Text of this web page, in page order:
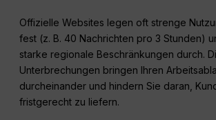
Offizielle Websites legen oft strenge
fest (z. B. 40 Nachrichten pro 3 Stunden)
starke regionale Beschränkungen durch.
Unterbrechungen bringen Ihren
durcheinander und hindern Sie daran,
fristgerecht zu liefern.